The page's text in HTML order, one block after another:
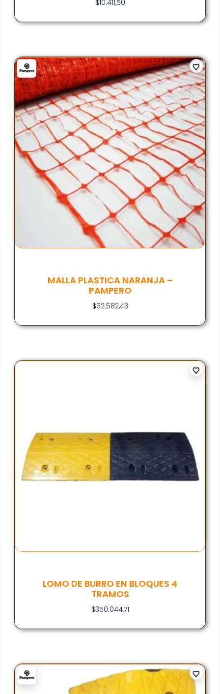
$10.411,50
MALLA PLASTICA NARANJA –
PAMPERO
$62.582,43
LOMO DE BURRO EN BLOQUES 4
TRAMOS
$350.044,71